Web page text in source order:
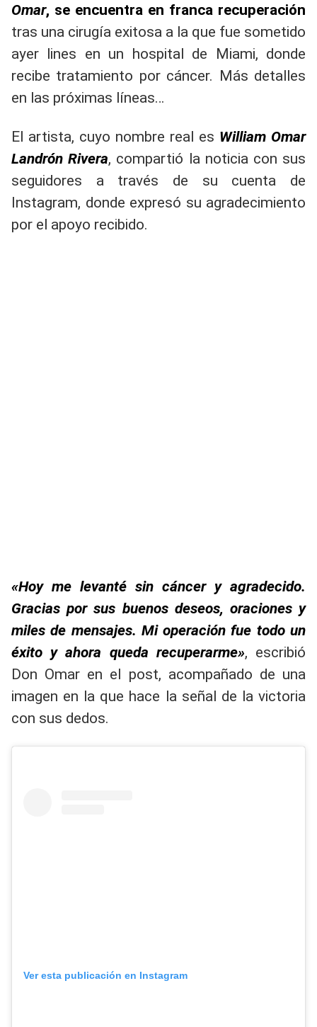
Omar, se encuentra en franca recuperación
tras una cirugía exitosa a la que fue sometido
ayer lines en un hospital de Miami, donde
recibe tratamiento por cáncer. Más detalles
en las próximas líneas…
El artista, cuyo nombre real es William Omar
Landrón Rivera, compartió la noticia con sus
seguidores a través de su cuenta de
Instagram, donde expresó su agradecimiento
por el apoyo recibido.
«Hoy me levanté sin cáncer y agradecido.
Gracias por sus buenos deseos, oraciones y
miles de mensajes. Mi operación fue todo un
éxito y ahora queda recuperarme», escribió
Don Omar en el post, acompañado de una
imagen en la que hace la señal de la victoria
con sus dedos.
Ver esta publicación en Instagram